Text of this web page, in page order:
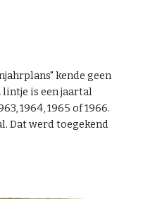
kende geen
lintje is een jaartal
1964, 1965 of 1966.
Dat werd toegekend